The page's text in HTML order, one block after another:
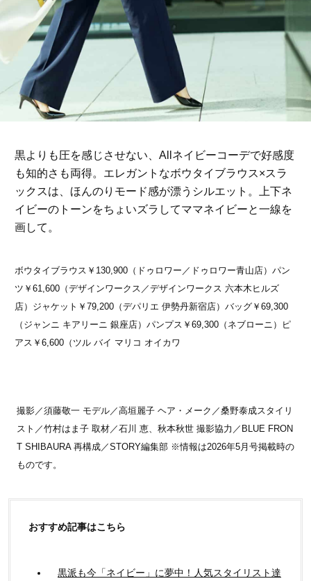
黒よりも圧を感じさせない、Allネイビーコーデで好感度
も知的さも両得。エレガントなボウタイブラウス×スラ
ックスは、ほんのりモード感が漂うシルエット。上下ネ
イビーのトーンをちょいズラしてママネイビーと一線を
画して。
ボウタイブラウス￥130,900（ドゥロワー／ドゥロワー青山店）パン
ツ￥61,600（デザインワークス／デザインワークス 六本木ヒルズ
店）ジャケット￥79,200（デパリエ 伊勢丹新宿店）バッグ￥69,300
（ジャンニ キアリーニ 銀座店）パンプス￥69,300（ネブローニ）ピ
アス￥6,600（ツル バイ マリコ オイカワ
撮影／須藤敬一 モデル／高垣麗子 ヘア・メーク／桑野泰成スタイリ
スト／竹村はま子 取材／石川 恵、秋本秋世 撮影協力／BLUE FRON
T SHIBAURA 再構成／STORY編集部 ※情報は2026年5月号掲載時の
ものです。
おすすめ記事はこちら
黒派も今「ネイビー」に夢中！人気スタイリスト達